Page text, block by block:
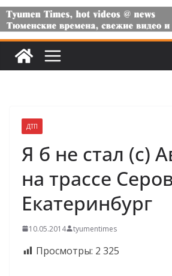
ДТП
Я б не стал (с)
на трассе
Екатеринбург
10.05.2014 tyumentimes
Просмотры: 2 325